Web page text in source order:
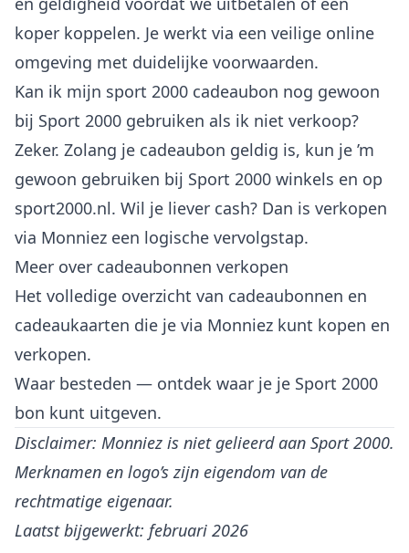
koper koppelen. Je werkt via een veilige online
omgeving met duidelijke voorwaarden.
Kan ik mijn sport 2000 cadeaubon nog gewoon
bij Sport 2000 gebruiken als ik niet verkoop?
Zeker. Zolang je cadeaubon geldig is, kun je ’m
gewoon gebruiken bij Sport 2000 winkels en op
sport2000.nl. Wil je liever cash? Dan is verkopen
via Monniez een logische vervolgstap.
Meer over cadeaubonnen verkopen
Het volledige overzicht van cadeaubonnen en
cadeaukaarten die je via Monniez kunt kopen en
verkopen.
Waar besteden — ontdek waar je je Sport 2000
bon kunt uitgeven.
Disclaimer: Monniez is niet gelieerd aan Sport 2000.
Merknamen en logo’s zijn eigendom van de
rechtmatige eigenaar.
Laatst bijgewerkt: februari 2026